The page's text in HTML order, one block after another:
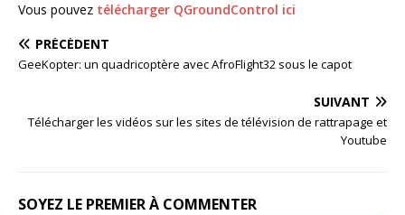
Vous pouvez télécharger QGroundControl ici
PRÉCÉDENT
GeeKopter: un quadricoptère avec AfroFlight32 sous le capot
SUIVANT
Télécharger les vidéos sur les sites de télévision de rattrapage et
Youtube
SOYEZ LE PREMIER À COMMENTER